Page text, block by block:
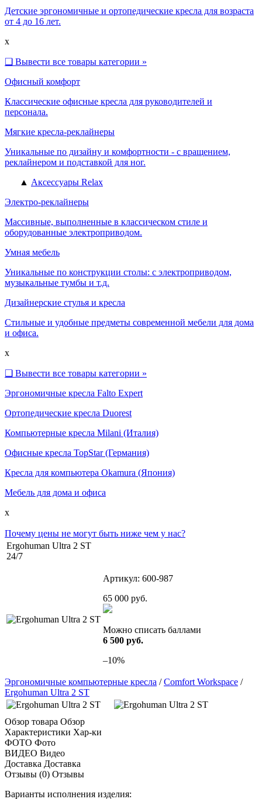
Детские эргономичные и ортопедические кресла для возраста
от 4 до 16 лет.
x
❑ Вывести все товары категории »
Офисный комфорт
Классические офисные кресла для руководителей и
персонала.
Мягкие кресла-реклайнеры
Уникальные по дизайну и комфортности - с вращением,
реклайнером и подставкой для ног.
▲ Аксессуары Relax
Электро-реклайнеры
Массивные, выполненные в классическом стиле и
оборудованные электроприводом.
Умная мебель
Уникальные по конструкции столы: с электроприводом,
музыкальные тумбы и т.д.
Дизайнерские стулья и кресла
Стильные и удобные предметы современной мебели для дома
и офиса.
x
❑ Вывести все товары категории »
Эргономичные кресла Falto Expert
Ортопедические кресла Duorest
Компьютерные кресла Milani (Италия)
Офисные кресла TopStar (Германия)
Кресла для компьютера Okamura (Япония)
Мебель для дома и офиса
x
Почему цены не могут быть ниже чем у нас?
Ergohuman Ultra 2 ST
24/7
Артикул: 600-987
65 000 руб.
Можно списать баллами
6 500 руб.
–10%
Эргономичные компьютерные кресла /Comfort Workspace /
Ergohuman Ultra 2 ST
Обзор товара Обзор
Характеристики Хар-ки
ФОТО Фото
ВИДЕО Видео
Доставка Доставка
Отзывы (0) Отзывы
Варианты исполнения изделия: